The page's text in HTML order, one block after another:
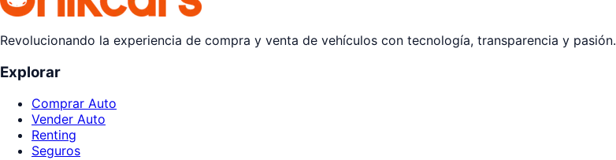
Revolucionando la experiencia de compra y venta de vehículos con tecnología, transparencia y pasión.
Explorar
Comprar Auto
Vender Auto
Renting
Seguros